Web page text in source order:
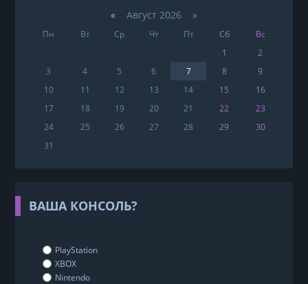
«Август 2026 »
Пн Вт Ср Чт Пт Сб
Вс
1
2
3
4 5 6 7 8
9
10
11 12 13 14 15
16
17
18 19 20 21 22
23
24
25 26 27 28 29
30
31
ВАША КОНСОЛЬ?
PlayStation
XBOX
Nintendo